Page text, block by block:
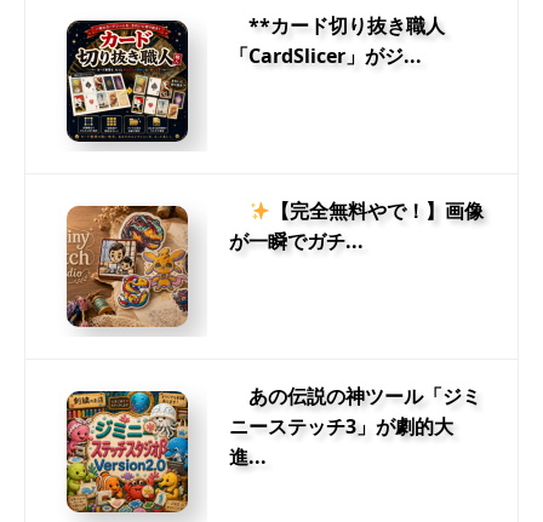
**カード切り抜き職人
「CardSlicer」がジ...
【完全無料やで！】画像
が一瞬でガチ...
あの伝説の神ツール「ジミ
ニーステッチ3」が劇的大
進...